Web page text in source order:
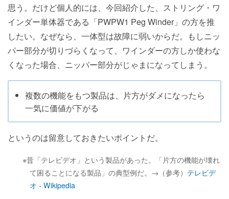
思う。だけど個人的には、今回紹介した、ストリング・ワ
インダー単体器である「PWPW1 Peg Winder」の方を推
したい。なぜなら、一体型は故障に弱いからだ。もしニッ
パー部分が切りづらくなって、ワインダーの方しか使わな
くなった場合、ニッパー部分がじゃまになってしまう。
複数の機能をもつ製品は、片方がダメになったら
一気に価値が下がる
というのは留意しておきたいポイントだ。
※昔「テレビデオ」という製品があった。「片方の機能が壊れ
て困ることになる製品」の典型例だ。→（参考） テレビデ
オ - Wikipedia